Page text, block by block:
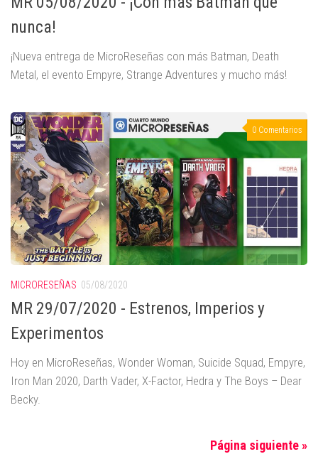
nunca!
¡Nueva entrega de MicroReseñas con más Batman, Death
Metal, el evento Empyre, Strange Adventures y mucho más!
0 Comentarios
MICRORESEÑAS 05/08/2020
MR 29/07/2020 - Estrenos, Imperios y
Experimentos
Hoy en MicroReseñas, Wonder Woman, Suicide Squad, Empyre,
Iron Man 2020, Darth Vader, X-Factor, Hedra y The Boys – Dear
Becky.
Página siguiente »